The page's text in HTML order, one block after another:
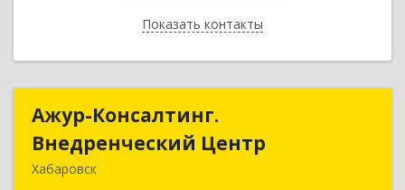
Показать контакты
Назад
Ажур-Консалтинг.
Внедренческий Центр
Хабаровск
Ажур-Консалтинг.
Внедренческий Центр